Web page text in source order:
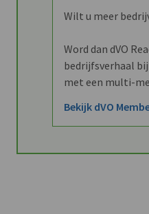
Wilt u meer
Word dan dVO
bedrijfsverhaal bij
met een multi-
Bekijk dVO